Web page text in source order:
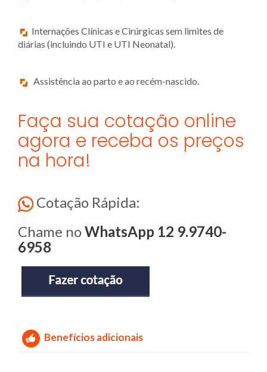
Internações Clínicas e Cirúrgicas sem limites de
diárias (incluindo UTI e UTI Neonatal).
Assistência ao parto e ao recém-nascido.
Faça sua cotação online
agora e receba os preços
na hora!
Cotação Rápida:
Chame noWhatsApp 12 9.9740-
6958
Benefícios adicionais